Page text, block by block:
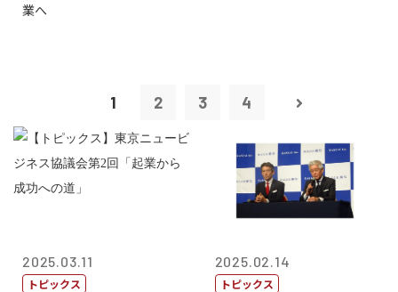
業へ
1 2 3 4
2025.03.11
トピックス
2025.02.14
トピックス